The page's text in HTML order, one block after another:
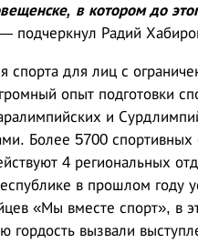
в котором до
подчеркнул Радий
спорта для лиц с
опыт подготовки
и
Более 5700
4 региональных
в прошлом году
«Мы вместе спорт», в
гордость вызвали